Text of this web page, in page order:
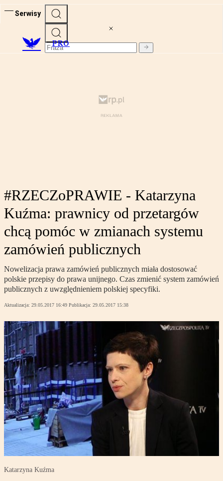
Serwisy
PRO
#RZECZoPRAWIE - Katarzyna
Kuźma: prawnicy od przetargów
chcą pomóc w zmianach systemu
zamówień publicznych
Nowelizacja prawa zamówień publicznych miała dostosować
polskie przepisy do prawa unijnego. Czas zmienić system zamówień
publicznych z uwzględnieniem polskiej specyfiki.
Aktualizacja: 29.05.2017 16:49 Publikacja: 29.05.2017 15:38
Katarzyna Kuźma